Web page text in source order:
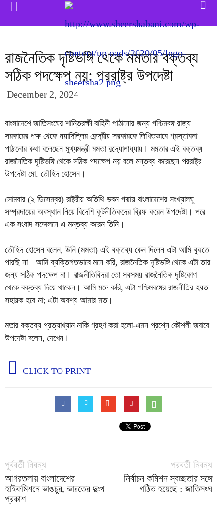
রাজনৈতিক দৃষ্টিভঙ্গি থেকে মমতার বক্তব্য
সঠিক পদক্ষেপ নয়: পররাষ্ট্র উপদেষ্টা
December 2, 2024
বাংলাদেশে জাতিসংঘের শান্তিরক্ষী বাহিনী পাঠানোর জন্য পশ্চিমবঙ্গ রাজ্য
সরকারের পক্ষ থেকে নয়াদিল্লির কেন্দ্রীয় সরকারকে লিখিতভাবে প্রস্তাবনা
পাঠানোর কথা বলেছেন মুখ্যমন্ত্রী মমতা বন্দ্যোপাধ্যায়। মমতার এই বক্তব্য
রাজনৈতিক দৃষ্টিভঙ্গি থেকে সঠিক পদক্ষেপ নয় বলে মন্তব্য করেছেন পররাষ্ট্র
উপদেষ্টা মো. তৌহিদ হোসেন।
সোমবার (২ ডিসেম্বর) রাষ্ট্রীয় অতিথি ভবন পদ্মায় বাংলাদেশের সংখ্যালঘু
সম্প্রদায়ের অবস্থান নিয়ে বিদেশি কূটনীতিকদের ব্রিফ করেন উপদেষ্টা। পরে
এক সংবাদ সম্মেলনে এ মন্তব্য করেন তিনি।
তৌহিদ হোসেন বলেন, উনি (মমতা) এই বক্তব্য কেন দিলেন এটা আমি বুঝতে
পারছি না। আমি ব্যক্তিগতভাবে মনে করি, রাজনৈতিক দৃষ্টিভঙ্গি থেকে এটা তার
জন্য সঠিক পদক্ষেপ না। রাজনীতিবিদরা তো সবসময় রাজনৈতিক দৃষ্টিকোণ
থেকে বক্তব্য দিয়ে থাকেন। আমি মনে করি, এটা পশ্চিমবঙ্গের রাজনীতির হয়ত
সহায়ক হবে না; এটা অবশ্য আমার মত।
মতার বক্তব্য প্রত্যাখ্যান নাকি গ্রহণ করা হলো-এমন প্রশ্নে কৌশলী জবাবে
উপদেষ্টা বলেন, দেখেন।
CLICK TO PRINT
পূর্ববর্তী নিবন্ধ
আগরতলায় বাংলাদেশের
হাইকমিশনে ভাঙচুর, ভারতের দুঃখ
প্রকাশ
পরবর্তী নিবন্ধ
নির্বাচন কমিশন স্বচ্ছতার সঙ্গে
গঠিত হয়েছে : জাতিসংঘ